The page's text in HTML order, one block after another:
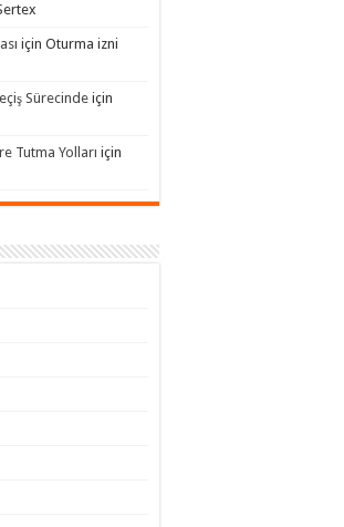
için Oturma izni
Sürecinde için
Tutma Yolları için